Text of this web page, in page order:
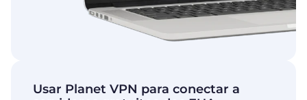
Usar Planet VPN para conectar a